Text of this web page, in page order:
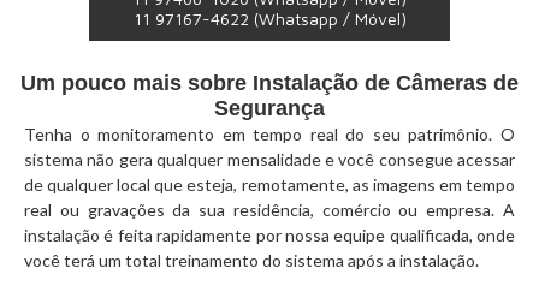
11 97167-4622 (Whatsapp / Móvel)
Um pouco mais sobre Instalação de Câmeras de
Segurança
Tenha o monitoramento em tempo real do seu patrimônio. O
sistema não gera qualquer mensalidade e você consegue acessar
de qualquer local que esteja, remotamente, as imagens em tempo
real ou gravações da sua residência, comércio ou empresa. A
instalação é feita rapidamente por nossa equipe qualificada, onde
você terá um total treinamento do sistema após a instalação.